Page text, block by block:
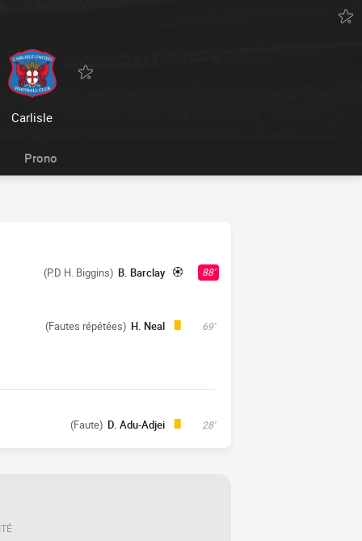
Carlisle
Prono
88'
B. Barclay
(P.D H. Biggins)
69'
H. Neal
(Fautes répétées)
28'
D. Adu-Adjei
(Faute)